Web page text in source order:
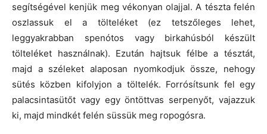
segítségével kenjük meg vékonyan olajjal. A tészta felén
oszlassuk el a tölteléket (ez tetszőleges lehet,
leggyakrabban spenótos vagy birkahúsból készült
tölteléket használnak). Ezután hajtsuk félbe a tésztát,
majd a széleket alaposan nyomkodjuk össze, nehogy
sütés közben kifolyjon a töltelék. Forrósítsunk fel egy
palacsintasütőt vagy egy öntöttvas serpenyőt, vajazzuk
ki, majd mindkét felén süssük meg ropogósra.